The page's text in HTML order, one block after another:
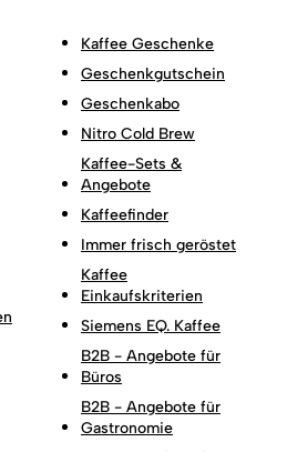
Kaffee Geschenke
Geschenkgutschein
Geschenkabo
Nitro Cold Brew
Kaffee-Sets &
Angebote
Kaffeefinder
Immer frisch geröstet
Kaffee
Einkaufskriterien
Siemens EQ. Kaffee
B2B - Angebote für
Büros
B2B - Angebote für
Gastronomie